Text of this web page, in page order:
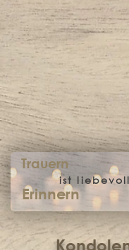
Trauern
ist
Erinnern